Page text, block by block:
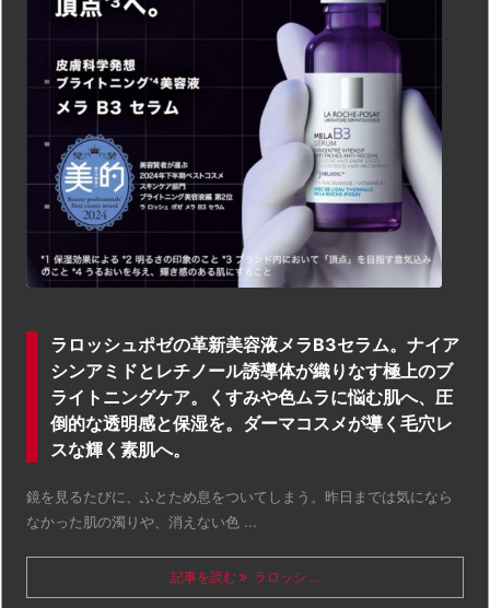
ラロッシュポゼの革新美容液メラB3セラム。ナイア
シンアミドとレチノール誘導体が織りなす極上のブ
ライトニングケア。くすみや色ムラに悩む肌へ、圧
倒的な透明感と保湿を。ダーマコスメが導く毛穴レ
スな輝く素肌へ。
鏡を見るたびに、ふとため息をついてしまう。昨日までは気になら
なかった肌の濁りや、消えない色 ...
記事を読む ラロッシ ...